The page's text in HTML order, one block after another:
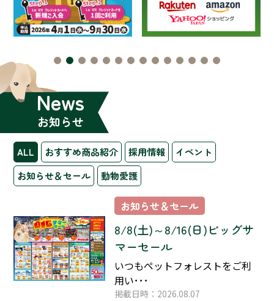
News
お知らせ
ALL おすすめ商品紹介 採用情報
イベント
お知らせ＆セール
動物愛護
お知らせ＆セール
8/8(土)～8/16(日)ビッグサ
マーセール
いつもペットフォレストをご利
用い･･･
掲載日時：2026.08.07